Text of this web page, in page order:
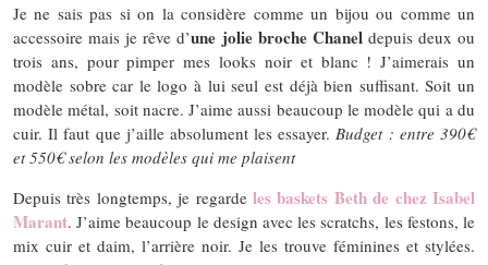
Je ne sais pas si on la considère comme un bijou ou comme un
accessoire mais je rêve d’une jolie broche Chanel depuis deux ou
trois ans, pour pimper mes looks noir et blanc ! J’aimerais un
modèle sobre car le logo à lui seul est déjà bien suffisant. Soit un
modèle métal, soit nacre. J’aime aussi beaucoup le modèle qui a du
cuir. Il faut que j’aille absolument les essayer. Budget : entre 390€
et 550€ selon les modèles qui me plaisent
Depuis très longtemps, je regarde les baskets Beth de chez Isabel
Marant. J’aime beaucoup le design avec les scratchs, les festons, le
mix cuir et daim, l’arrière noir. Je les trouve féminines et stylées.